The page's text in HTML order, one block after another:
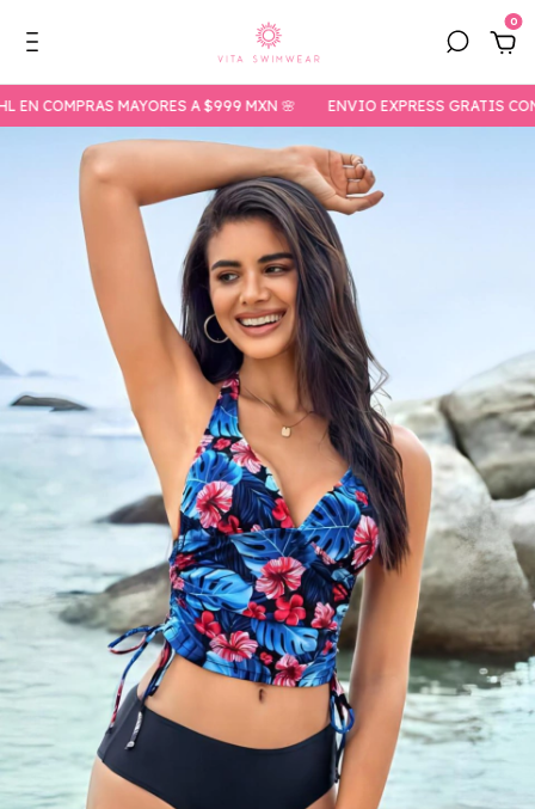
0
MAYORES A $999 MXN 🌸 ENVIO EXPRESS GRATIS CON